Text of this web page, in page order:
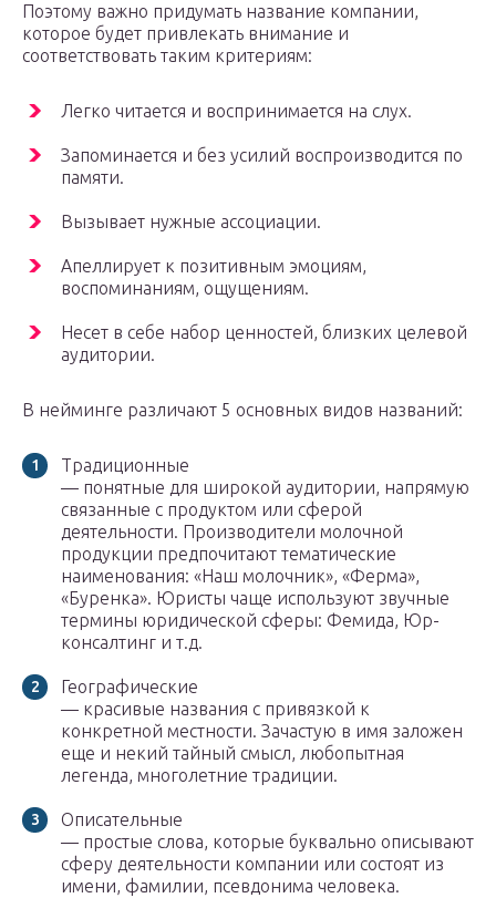
Поэтому важно придумать название компании,
которое будет привлекать внимание и
соответствовать таким критериям:
Легко читается и воспринимается на слух.
Запоминается и без усилий воспроизводится по
памяти.
Вызывает нужные ассоциации.
Апеллирует к позитивным эмоциям,
воспоминаниям, ощущениям.
Несет в себе набор ценностей, близких целевой
аудитории.
В нейминге различают 5 основных видов названий:
Традиционные
— понятные для широкой аудитории, напрямую
связанные с продуктом или сферой
деятельности. Производители молочной
продукции предпочитают тематические
наименования: «Наш молочник», «Ферма»,
«Буренка». Юристы чаще используют звучные
термины юридической сферы: Фемида, Юр-
консалтинг и т.д.
Географические
— красивые названия с привязкой к
конкретной местности. Зачастую в имя заложен
еще и некий тайный смысл, любопытная
легенда, многолетние традиции.
Описательные
— простые слова, которые буквально описывают
сферу деятельности компании или состоят из
имени, фамилии, псевдонима человека.